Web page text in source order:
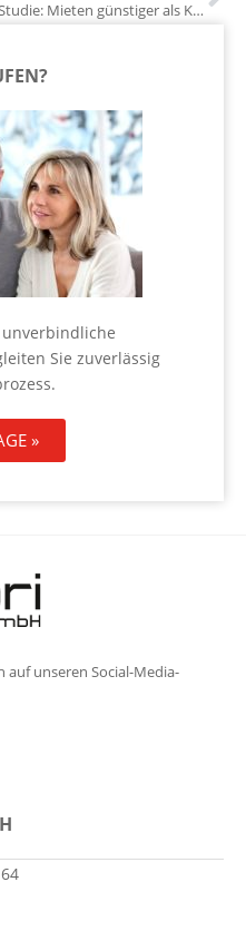
Studie: Mieten günstiger als Kaufen
Sie zuverlässig
»
auf unseren Social-Media-